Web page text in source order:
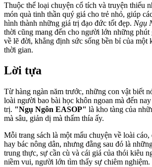
Thuộc thể loại chuyện cổ tích và truyện thiếu
món quà tinh thần quý giá cho trẻ nhỏ, giúp
hình thành những giá trị đạo đức tốt đẹp. Ngụ
thời cũng mang đến cho người lớn những phút
về lẽ đời, khẳng định sức sống bền bỉ của một
thời gian.
Lời tựa
Từ hàng ngàn năm trước, những con vật biết
loài người bao bài học khôn ngoan mà đến
trị. "Ngụ Ngôn EASOP" là kho tàng của
mà sâu, giản dị mà thấm thía ấy.
Mỗi trang sách là một mẩu chuyện về loài cáo,
hay bác nông dân, nhưng đằng sau đó là
trung thực, sự cần cù và cái giá của thói kiêu
niềm vui, người lớn tìm thấy sự chiêm nghiệm.